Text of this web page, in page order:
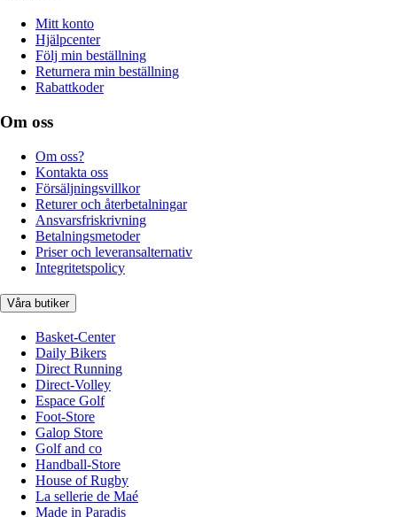
Mitt konto
Hjälpcenter
Följ min beställning
Returnera min beställning
Rabattkoder
Om oss
Om oss?
Kontakta oss
Försäljningsvillkor
Returer och återbetalningar
Ansvarsfriskrivning
Betalningsmetoder
Priser och leveransalternativ
Integritetspolicy
Våra butiker
Basket-Center
Daily Bikers
Direct Running
Direct-Volley
Espace Golf
Foot-Store
Galop Store
Golf and co
Handball-Store
House of Rugby
La sellerie de Maé
Made in Paradis